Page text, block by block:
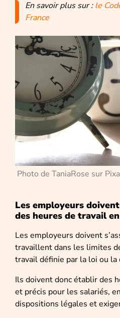
En savoir plus sur :le
France
Photo de TaniaRose sur
Les employeurs
des heures de travail
Les employeurs doivent
travaillent dans les limites
travail définie par la loi ou
Ils doivent donc établir des
et précis pour les salariés,
dispositions légales et